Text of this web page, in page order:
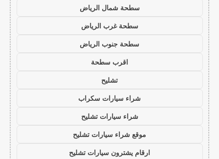
سطحة شمال الرياض
سطحة غرب الرياض
سطحة جنوب الرياض
اقرب سطحة
تشليح
شراء سيارات سكراب
شراء سيارات تشليح
موقع شراء سيارات تشليح
ارقام يشترون سيارات تشليح